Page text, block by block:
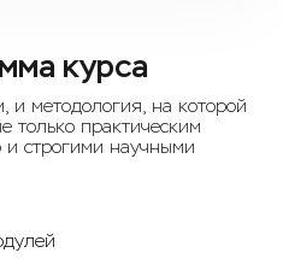
курса
и методология, на которой
только практическим
и строгими научными